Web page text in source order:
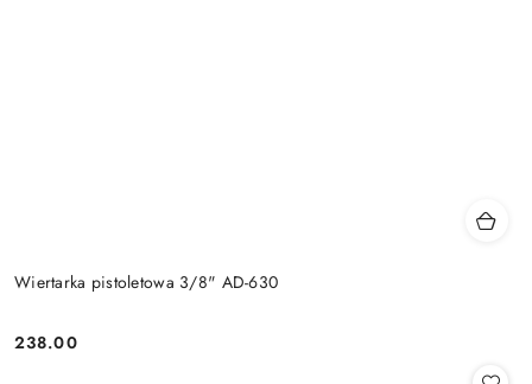
Wiertarka pistoletowa 3/8" AD-630
Cena:
238.00